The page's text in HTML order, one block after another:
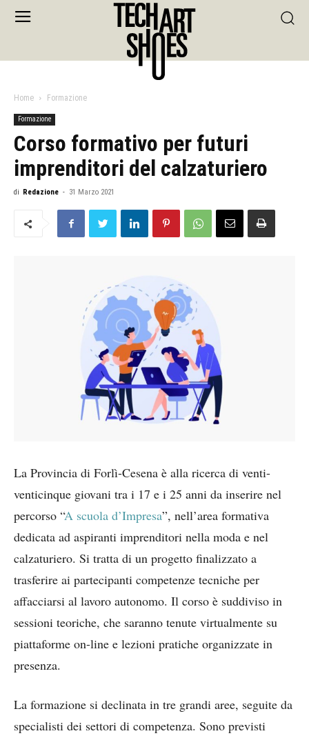
Home Formazione
Formazione
Corso formativo per futuri
imprenditori del calzaturiero
di Redazione - 31 Marzo 2021
La Provincia di Forlì-Cesena è alla ricerca di venti-
venticinque giovani tra i 17 e i 25 anni da inserire nel
percorso “A scuola d’Impresa”, nell’area formativa
dedicata ad aspiranti imprenditori nella moda e nel
calzaturiero. Si tratta di un progetto finalizzato a
trasferire ai partecipanti competenze tecniche per
affacciarsi al lavoro autonomo. Il corso è suddiviso in
sessioni teoriche, che saranno tenute virtualmente su
piattaforme on-line e lezioni pratiche organizzate in
presenza.
La formazione si declinata in tre grandi aree, seguite da
specialisti dei settori di competenza. Sono previsti